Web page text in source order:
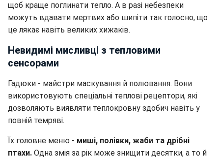
щоб краще поглинати тепло. А в разі небезпеки
можуть вдавати мертвих або шипіти так голосно, що
це лякає навіть великих хижаків.
Невидимі мисливці з тепловими
сенсорами
Гадюки - майстри маскування й полювання. Вони
використовують спеціальні теплові рецептори, які
дозволяють виявляти теплокровну здобич навіть у
повній темряві.
Їх головне меню - миші, полівки, жаби та дрібні
птахи. Одна змія за рік може знищити десятки, а то й